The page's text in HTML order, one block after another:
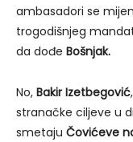
ambasadori se
trogodišnjeg
da dođe Bošnjak.
No, Bakir Izetbegović
stranačke ciljeve u
smetaju Čovićeve